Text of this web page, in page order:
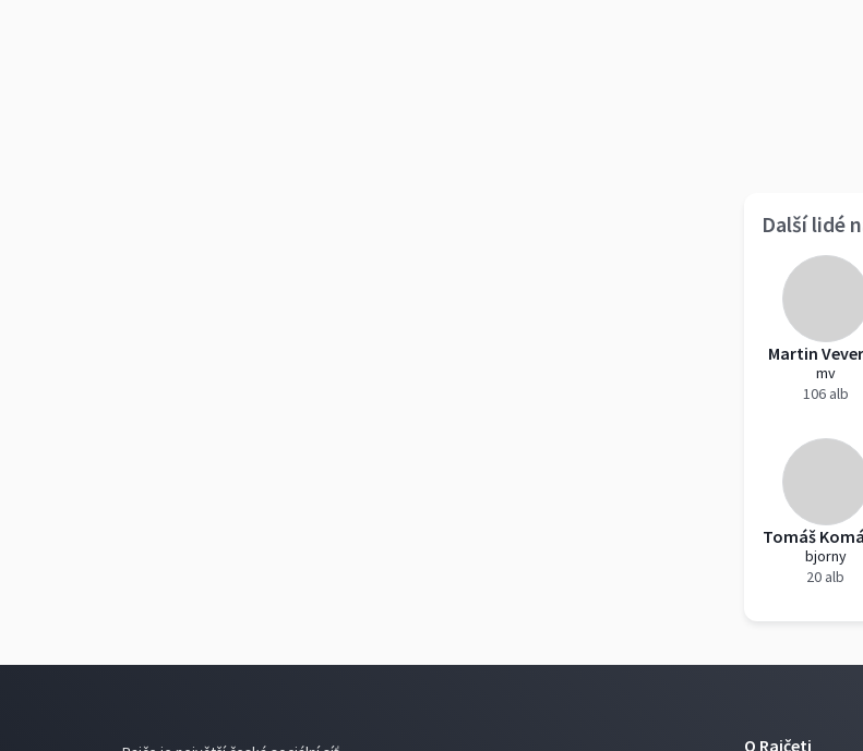
Další lidé
Martin
mv
106 alb
Tomáš
bjorny
20 alb
O Rajčeti